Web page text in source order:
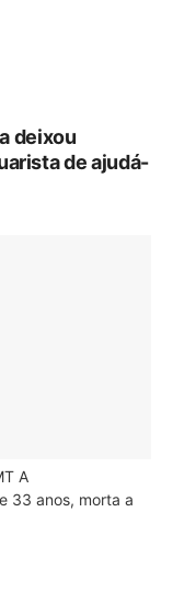
deixou
de ajudá-
A
33 anos, morta a